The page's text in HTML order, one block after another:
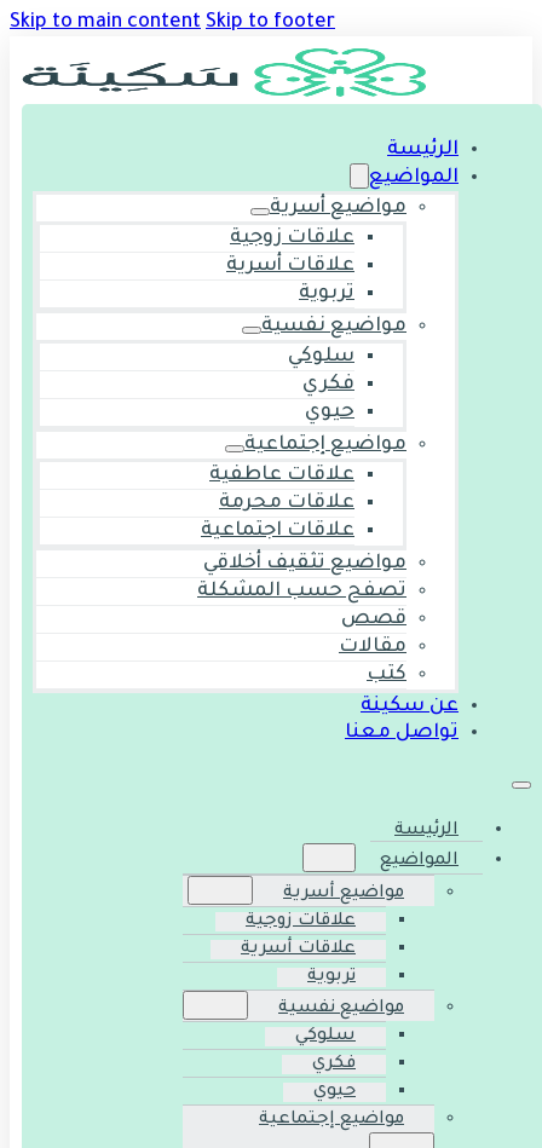
Skip to main content Skip to footer
الرئيسة
المواضيع
مواضيع أسرية
علاقات زوجية
علاقات أسرية
تربوية
مواضيع نفسية
سلوكي
فكري
حيوي
مواضيع إجتماعية
علاقات عاطفية
علاقات محرمة
علاقات اجتماعية
مواضيع تثقيف أخلاقي
تصفح حسب المشكلة
قصص
مقالات
كتب
عن سكينة
تواصل معنا
الرئيسة
المواضيع
مواضيع أسرية
علاقات زوجية
علاقات أسرية
تربوية
مواضيع نفسية
سلوكي
فكري
حيوي
مواضيع إجتماعية